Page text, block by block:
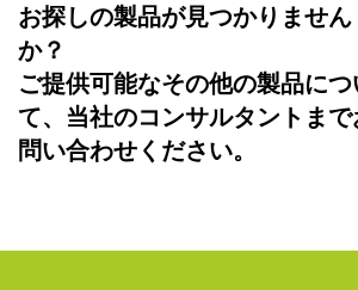
お探しの製品が見つかりません
か？
ご提供可能なその他の製品につ
て、当社のコンサルタントまで
問い合わせください。